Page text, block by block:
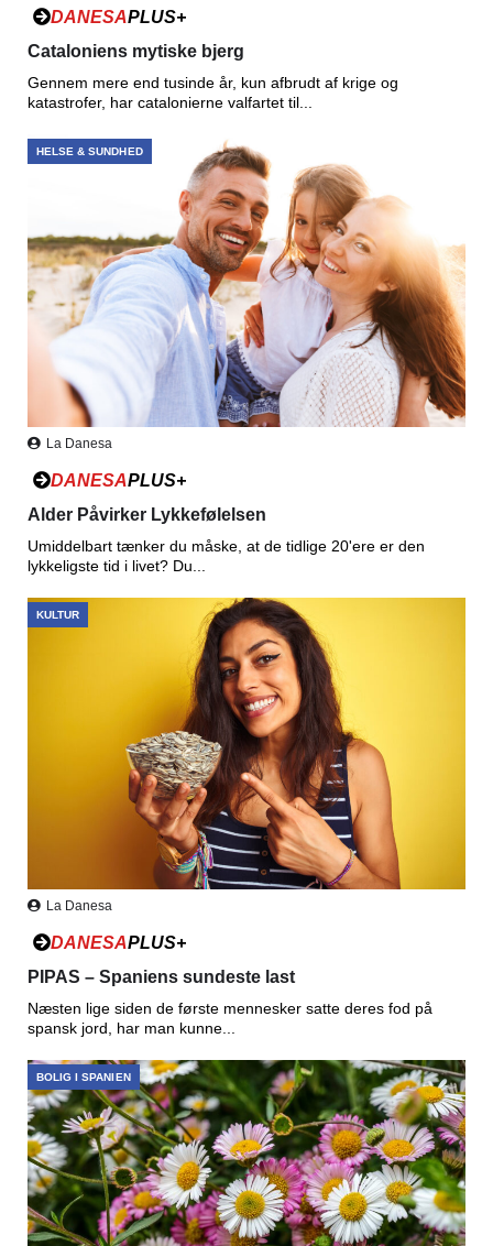
DANESAPLUS+
Cataloniens mytiske bjerg
Gennem mere end tusinde år, kun afbrudt af krige og
katastrofer, har catalonierne valfartet til...
HELSE & SUNDHED
La Danesa
DANESAPLUS+
Alder Påvirker Lykkefølelsen
Umiddelbart tænker du måske, at de tidlige 20'ere er den
lykkeligste tid i livet? Du...
KULTUR
La Danesa
DANESAPLUS+
PIPAS – Spaniens sundeste last
Næsten lige siden de første mennesker satte deres fod på
spansk jord, har man kunne...
BOLIG I SPANIEN